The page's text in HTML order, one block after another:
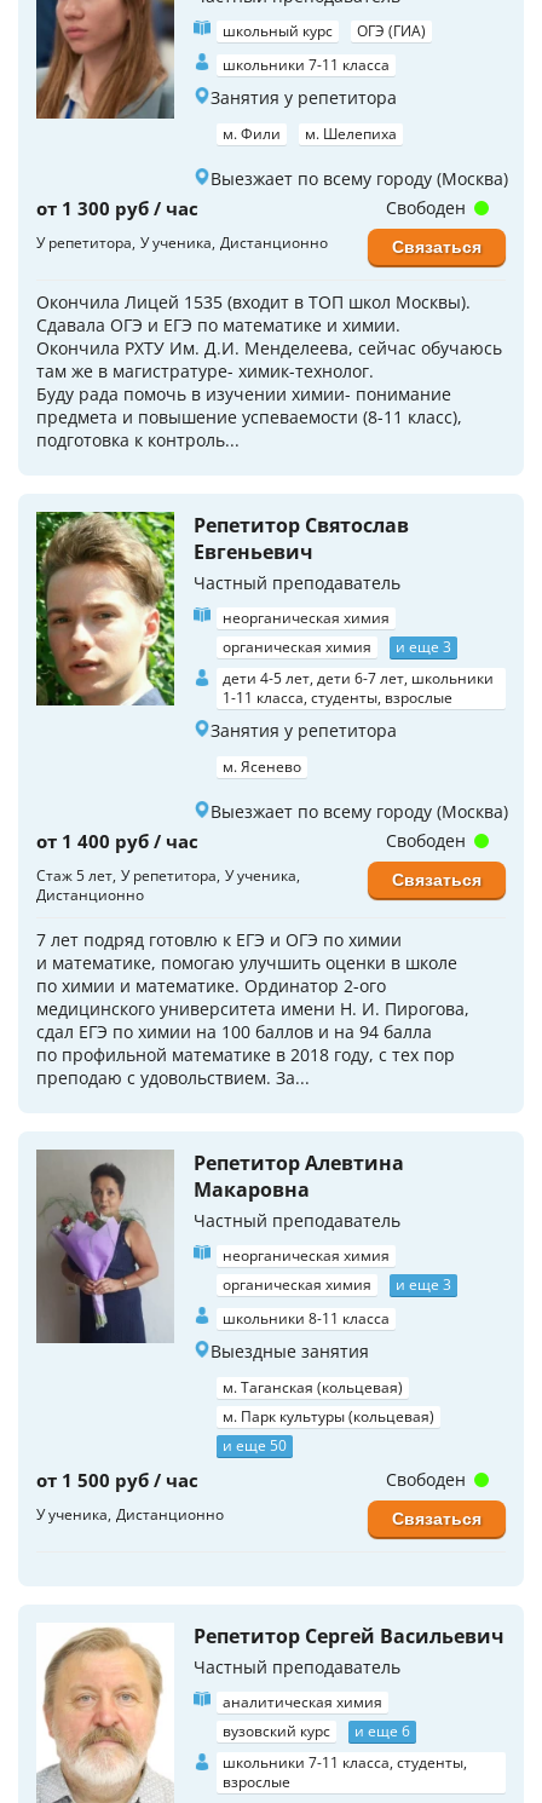
школьный курс
ОГЭ (ГИА)
школьники 7-11 класса
Занятия у репетитора
м. Фили м. Шелепиха
Выезжает по всему городу (Москва)
от 1 300 руб / час
У репетитора У ученика Дистанционно
Окончила Лицей 1535 (входит в ТОП школ Москвы).
Сдавала ОГЭ и ЕГЭ по математике и химии.
Окончила РХТУ Им. Д.И. Менделеева, сейчас обучаюсь
там же в магистратуре- химик-технолог.
Буду рада помочь в изучении химии- понимание
предмета и повышение успеваемости (8-11 класс),
подготовка к контроль...
Свободен
Связаться
Репетитор Святослав
Евгеньевич
Частный преподаватель
неорганическая химия
органическая химия
и еще 3
дети 4-5 лет, дети 6-7 лет, школьники
1-11 класса, студенты, взрослые
Занятия у репетитора
м. Ясенево
Выезжает по всему городу (Москва)
от 1 400 руб / час
Стаж 5 лет У репетитора У ученика
Дистанционно
7 лет подряд готовлю к ЕГЭ и ОГЭ по химии
и математике, помогаю улучшить оценки в школе
по химии и математике. Ординатор 2-ого
медицинского университета имени Н. И. Пирогова,
сдал ЕГЭ по химии на 100 баллов и на 94 балла
по профильной математике в 2018 году, с тех пор
преподаю с удовольствием. За...
Свободен
Связаться
Репетитор Алевтина
Макаровна
Частный преподаватель
неорганическая химия
органическая химия
и еще 3
школьники 8-11 класса
Выездные занятия
м. Таганская (кольцевая)
м. Парк культуры (кольцевая)
и еще 50
от 1 500 руб / час
У ученика Дистанционно
Свободен
Связаться
Репетитор Сергей Васильевич
Частный преподаватель
аналитическая химия
вузовский курс
и еще 6
школьники 7-11 класса, студенты,
взрослые